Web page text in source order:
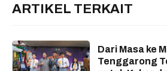
ARTIKEL TERKAIT
Dari Masa ke
Tenggarong